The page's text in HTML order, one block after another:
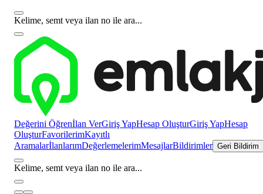
Kelime, semt veya ilan no ile ara...
Değerini Öğrenİlan VerGiriş YapHesap OluşturGiriş YapHesap
OluşturFavorilerimKayıtlı
AramalarİlanlarımDeğerlemelerimMesajlarBildirimler Geri Bildirim
Kelime, semt veya ilan no ile ara...